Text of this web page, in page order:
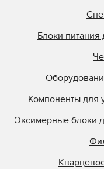
Блоки
Компоненты для
Эксимерные блоки